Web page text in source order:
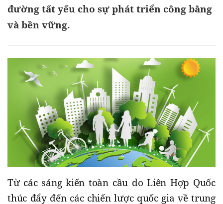
đường tất yếu cho sự phát triển công bằng
và bền vững.
Từ các sáng kiến toàn cầu do Liên Hợp Quốc
thúc đẩy đến các chiến lược quốc gia về trung